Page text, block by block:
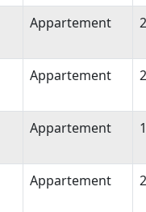
Appartement
Appartement
Appartement
Appartement